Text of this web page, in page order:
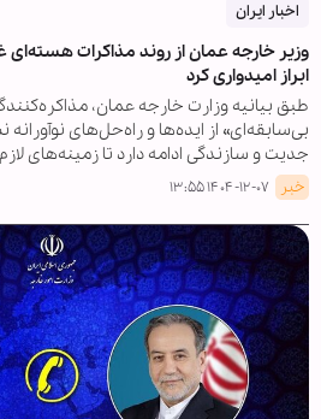
اخبار ایران
وزیر خارجه عمان از روند مذاکرات هسته‌ای
ابراز امیدواری کرد
طبق بیانیه وزارت خارجه عمان،
بی‌سابقه‌ای» از ایده‌ها و راه‌حل‌های نوآورانه
جدیت و سازندگی ادامه دارد تا زمینه‌های
خبر ۱۴۰۴-۱۲-۰۷ ۱۳:۵۵